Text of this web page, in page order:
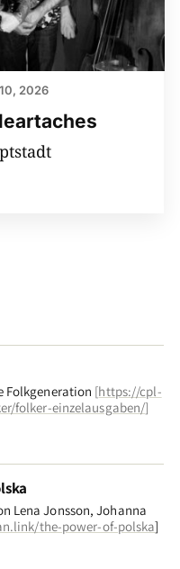
2026
Folkgeneration [https://cpl-
folker-einzelausgaben/]
Lena Jonsson, Johanna
the-power-of-polska]